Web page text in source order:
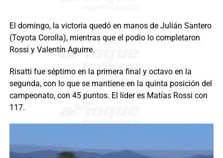
El domingo, la victoria quedó en manos de Julián Santero
(Toyota Corolla), mientras que el podio lo completaron
Rossi y Valentín Aguirre.
Risatti fue séptimo en la primera final y octavo en la
segunda, con lo que se mantiene en la quinta posición del
campeonato, con 45 puntos. El líder es Matías Rossi con
117.